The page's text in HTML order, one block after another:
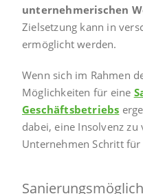
unternehmerischen
Zielsetzung kann in
ermöglicht werden.
Wenn sich im Rahmen
Möglichkeiten für eine
Geschäftsbetriebs
dabei, eine Insolvenz
Unternehmen Schritt